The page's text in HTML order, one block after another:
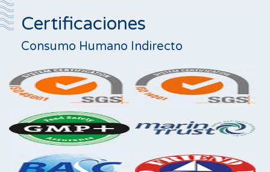
Certificaciones
Consumo Humano Indirecto